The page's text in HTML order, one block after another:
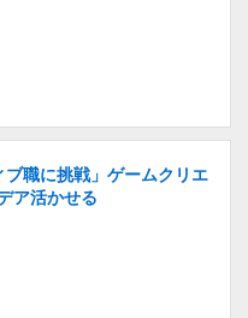
ブ職に挑戦」ゲームクリエ
ア活かせる